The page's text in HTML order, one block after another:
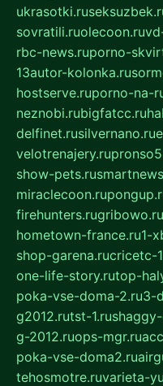
ukrasotki.ru
sovratili.ruolecoon.ru
rbc-news.ruporno-
13autor-kolonka.ru
hostserve.ruporno-na-
neznobi.rubigfatcc.ru
delfinet.rusilvernano.ru
velotrenajery.ru
show-pets.ru
miraclecoon.ru
firehunters.rugribowo.ru
hometown-france.ru1-
shop-garena.rucricetc-
one-life-story.rutop-
poka-vse-doma-2.ru3-
g2012.rutst-1.ru
g-2012.ruops-mgr.ru
poka-vse-doma2.ru
tehosmotre.ruvarieta-